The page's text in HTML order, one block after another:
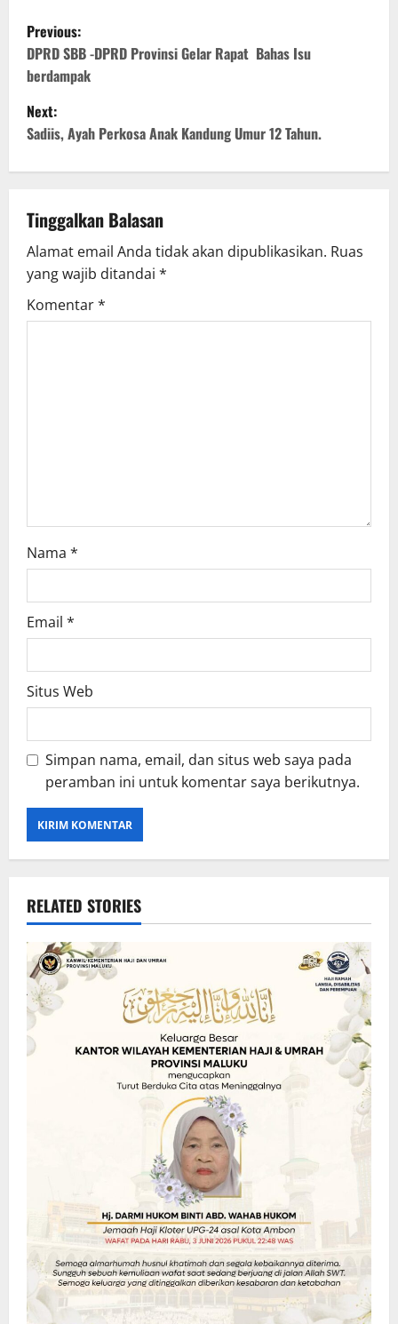
P
o
s
t
n
a
v
i
g
Previous:
DPRD SBB -DPRD Provinsi Gelar Rapat Bahas Isu
berdampak
Next:
Sadiis, Ayah Perkosa Anak Kandung Umur 12 Tahun.
Tinggalkan Balasan
Alamat email Anda tidak akan dipublikasikan. Ruas
yang wajib ditandai *
Komentar*
Nama *
Email *
Situs Web
Simpan nama, email, dan situs web saya pada
peramban ini untuk komentar saya berikutnya.
RELATED STORIES